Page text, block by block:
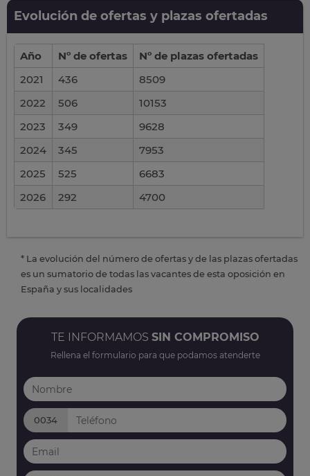
Evolución de ofertas y plazas ofertadas
Año Nº de ofertas
Nº de plazas ofertadas
2021
436
8509
2022
506
10153
2023
349
9628
2024
345
7953
2025
525
6683
2026
292 4700
* La evolución del número de ofertas y de las plazas ofertadas
es un sumatorio de todas las vacantes de esta oposición en
España y sus localidades
TE INFORMAMOS SIN COMPROMISO
Rellena el formulario para que podamos atenderte
0034